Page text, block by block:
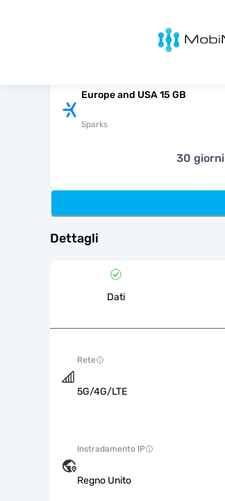
MobiMatter
Europe and USA 15 GB
Sparks
30 giorni
Dettagli
Dati
Rete
5G/4G/LTE
Instradamento IP
Regno Unito